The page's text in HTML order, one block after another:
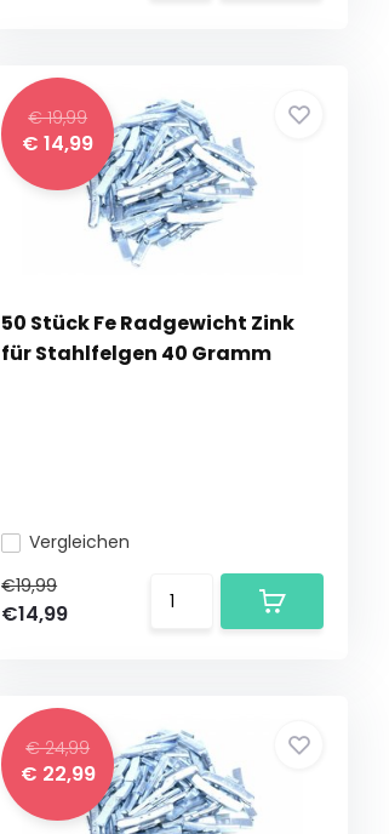
€ 19,99
€ 14,99
50 Stück Fe Radgewicht Zink
für Stahlfelgen 40 Gramm
Vergleichen
€19,99
€14,99
€ 24,99
€ 22,99